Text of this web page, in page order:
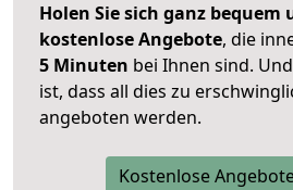
Holen Sie sich ganz bequem
kostenlose Angebote, die
5 Minuten bei Ihnen sind.
ist, dass all dies zu
angeboten werden.
Kostenlose